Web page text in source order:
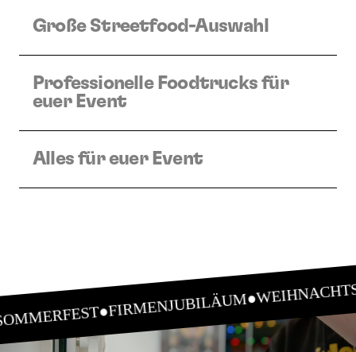
Große Streetfood-Auswahl
Professionelle Foodtrucks für
euer Event
Alles für euer Event
●FIRMENJUBILÄUM●